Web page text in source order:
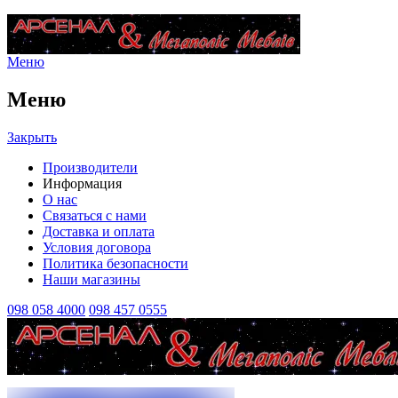
Меню
Меню
Закрыть
Производители
Информация
О нас
Связаться с нами
Доставка и оплата
Условия договора
Политика безопасности
Наши магазины
098 058 4000 098 457 0555